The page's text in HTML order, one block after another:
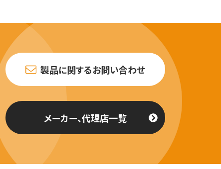
製品に関するお問い合わせ
メーカー、代理店一覧